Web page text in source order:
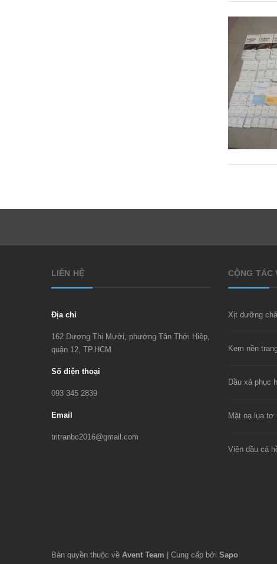
LIÊN HỆ
Địa chỉ
162 Dương Thị Mười, phường Tân Thới Hiệp,
quận 12, TP.HCM
Số điện thoại
093 345 2839
Email
tritranbc2016@gmail.com
CỘNG TÁC
Bản quyền thuộc về Avent Team Cung cấp bởi Sapo